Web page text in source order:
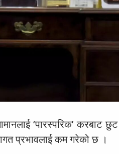
‘पारस्परिक’ करबाट
प्रभावलाई कम गरेको छ ।